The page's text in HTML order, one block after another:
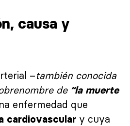
causa y
–también conocida
de “la muerte
enfermedad que
cardiovascular y cuya